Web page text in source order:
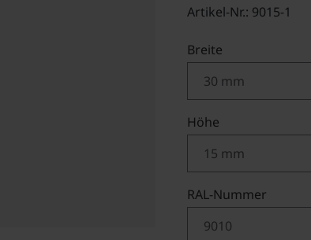
Artikel-Nr.: 9015-1
Breite
Höhe
RAL-Nummer